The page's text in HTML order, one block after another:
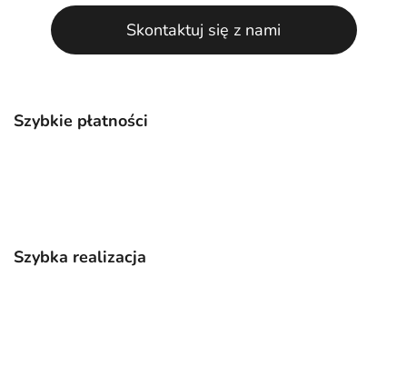
Szybkie płatności
Szybka realizacja
Skontaktuj się z nami